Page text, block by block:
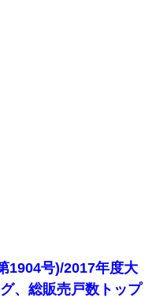
1904号)/2017年度大
、総販売戸数トップ